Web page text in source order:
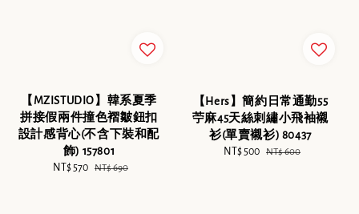
【MZISTUDIO】韓系夏季
拼接假兩件撞色褶皺鈕扣
設計感背心(不含下裝和配
飾) 157801
Sale
NT$ 570 Regular
NT$ 690
【Hers】簡約日常通勤55
苧麻45天絲刺繡小飛袖襯
衫(單賣襯衫) 80437
Sale
NT$ 500 Regular
NT$ 600